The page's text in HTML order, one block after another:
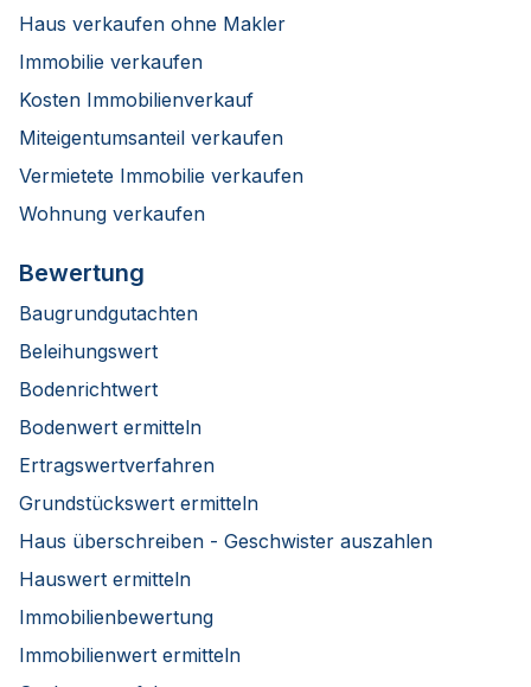
Haus verkaufen ohne Makler
Immobilie verkaufen
Kosten Immobilienverkauf
Miteigentumsanteil verkaufen
Vermietete Immobilie verkaufen
Wohnung verkaufen
Bewertung
Baugrundgutachten
Beleihungswert
Bodenrichtwert
Bodenwert ermitteln
Ertragswertverfahren
Grundstückswert ermitteln
Haus überschreiben - Geschwister auszahlen
Hauswert ermitteln
Immobilienbewertung
Immobilienwert ermitteln